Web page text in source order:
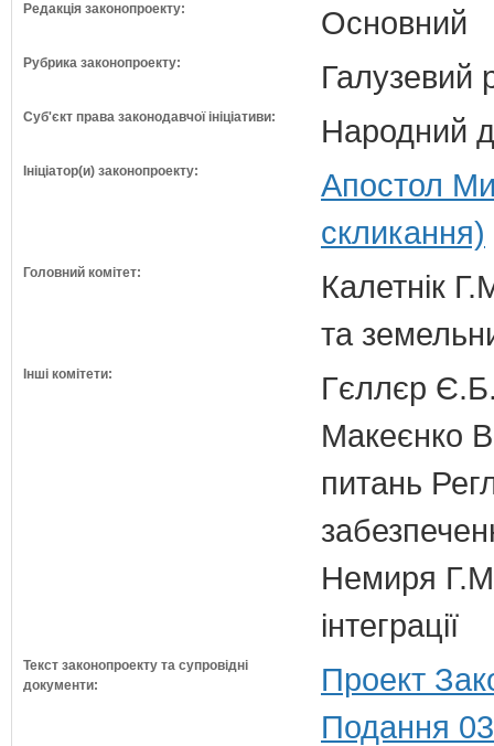
Редакція законопроекту: Основний
Рубрика законопроекту: Галузевий
Суб'єкт права законодавчої ініціативи: Народний
Ініціатор(и) законопроекту:
Апостол
скликання)
Головний комітет:
Калетнік
та
Інші комітети:
Гєллєр
Макеєнко
питань
Немиря
інтеграції
Текст законопроекту та супровідні
документи:
Проект
Подання